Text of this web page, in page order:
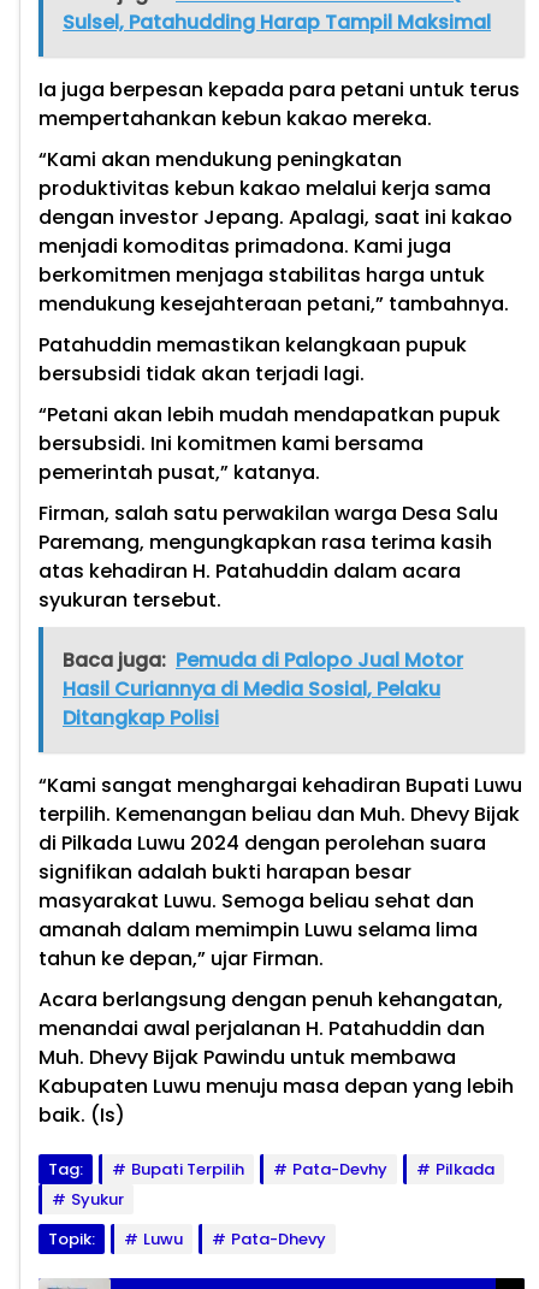
Sulsel, Patahudding Harap Tampil Maksimal
Ia juga berpesan kepada para petani untuk terus
mempertahankan kebun kakao mereka.
“Kami akan mendukung peningkatan
produktivitas kebun kakao melalui kerja sama
dengan investor Jepang. Apalagi, saat ini kakao
menjadi komoditas primadona. Kami juga
berkomitmen menjaga stabilitas harga untuk
mendukung kesejahteraan petani,” tambahnya.
Patahuddin memastikan kelangkaan pupuk
bersubsidi tidak akan terjadi lagi.
“Petani akan lebih mudah mendapatkan pupuk
bersubsidi. Ini komitmen kami bersama
pemerintah pusat,” katanya.
Firman, salah satu perwakilan warga Desa Salu
Paremang, mengungkapkan rasa terima kasih
atas kehadiran H. Patahuddin dalam acara
syukuran tersebut.
Baca juga: Pemuda di Palopo Jual Motor
Hasil Curiannya di Media Sosial, Pelaku
Ditangkap Polisi
“Kami sangat menghargai kehadiran Bupati Luwu
terpilih. Kemenangan beliau dan Muh. Dhevy Bijak
di Pilkada Luwu 2024 dengan perolehan suara
signifikan adalah bukti harapan besar
masyarakat Luwu. Semoga beliau sehat dan
amanah dalam memimpin Luwu selama lima
tahun ke depan,” ujar Firman.
Acara berlangsung dengan penuh kehangatan,
menandai awal perjalanan H. Patahuddin dan
Muh. Dhevy Bijak Pawindu untuk membawa
Kabupaten Luwu menuju masa depan yang lebih
baik. (Is)
Tag: Bupati Terpilih Pata-Devhy
Pilkada
Syukur
Topik:
Luwu Pata-Dhevy